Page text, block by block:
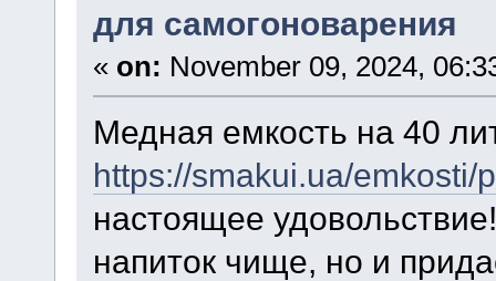
для самогоноварения
« on: November 09, 2024,
Медная емкость на 40
https://smakui.ua/
настоящее
напиток чище, но и